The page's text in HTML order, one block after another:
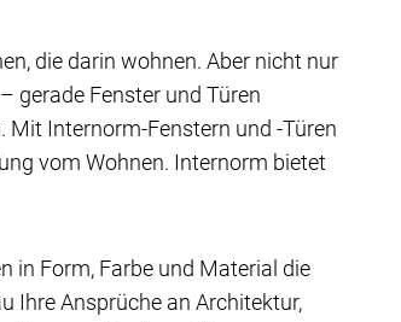
die darin wohnen. Aber nicht nur
gerade Fenster und Türen
Internorm-Fenstern und -Türen
vom Wohnen. Internorm bietet
in Form, Farbe und Material die
Ihre Ansprüche an Architektur,